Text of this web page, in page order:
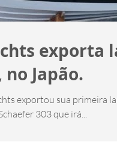
exporta
Japão.
no
Japão. Trata-se de uma Schaefer 303 que irá...